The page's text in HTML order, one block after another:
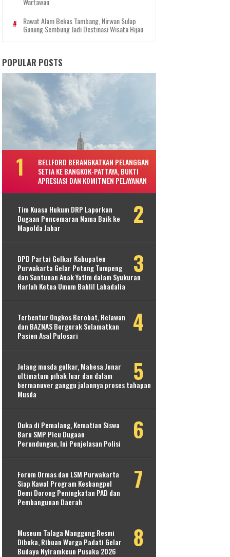
Rawat Alam Bekas Tambang, Nirwan Sulap
Gunung Sembung Jadi Destinasi Wisata Hijau
POPULAR POSTS
BELLFORD BERANGKATKAN PELANGGAN
SETIA KE BANGKOK-PATTAYA, BUKTI
APRESIASI DAN KOMITMEN PELAYANAN
Tim Kuasa Hukum DRP Laporkan
Dugaan Pencemaran Nama Baik ke
Mapolda Jabar
DPD Partai Golkar Kabupaten
Purwakarta Gelar Potong Tumpeng
dan Santunan Anak Yatim dalam Syukuran
Harlah Ketua Umum Bahlil Lahadalia
Terbentur Ongkos Berobat, Relawan
dan BAZNAS Bergerak Selamatkan
Pasien Asal Pulosari
Jelang musda golkar, Mahesa Jenar
ultimatum pihak luar dan dalam
bermanuver ganggu jalannya proses tahapan
Musda
Duka di Pemalang, Kematian Siswa
Baru SMP Picu Dugaan
Perundungan, Ini Penjelasan Polisi
Forum Ormas dan LSM Purwakarta
Siap Kawal Program Kesbangpol
Demi Dorong Peningkatan PAD dan
Pembangunan Daerah
Museum Talaga Manggung Resmi
Dibuka, Ribuan Warga Padati Gelar
Budaya Nyiramkeun Pusaka 2026